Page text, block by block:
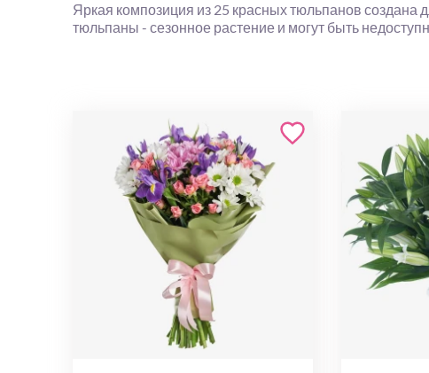
Яркая композиция из 25 красных тюльпанов создана
тюльпаны - сезонное растение и могут быть